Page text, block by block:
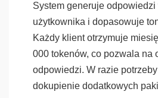
System generuje odpowiedzi
użytkownika i dopasowuje
Każdy klient otrzymuje
000 tokenów, co pozwala na
odpowiedzi. W razie
dokupienie dodatkowych